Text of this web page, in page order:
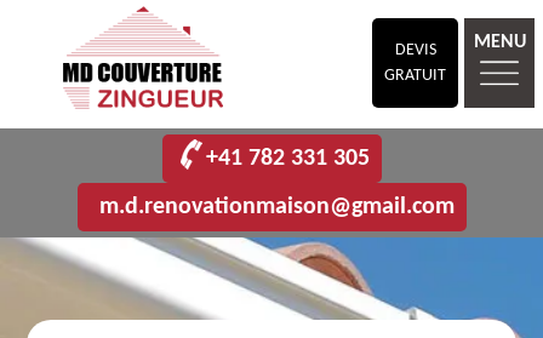
DEVIS
GRATUIT
MENU
+41 782 331 305
m.d.renovationmaison@gmail.com